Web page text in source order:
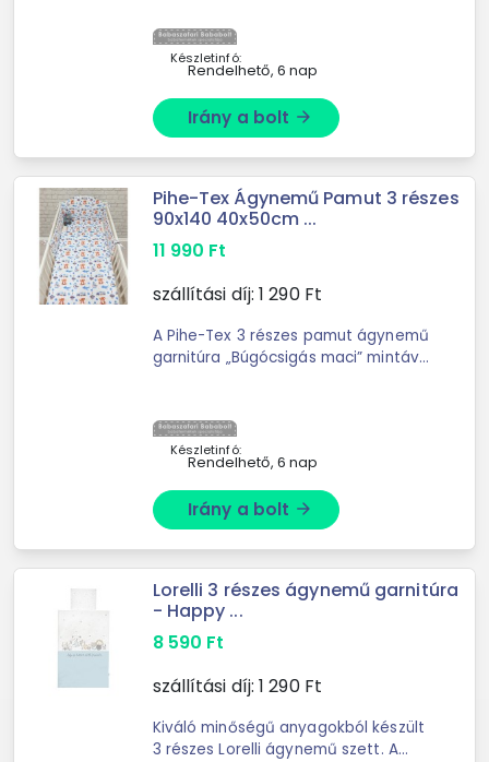
Készletinfó:
Rendelhető, 6 nap
Irány a bolt arrow_forward
Pihe-Tex Ágynemű Pamut 3 részes
90x140 40x50cm ...
11 990 Ft
szállítási díj: 1 290Ft
A Pihe-Tex 3 részes pamut ágynemű
garnitúra „Búgócsigás maci” mintával
Készletinfó:
Rendelhető, 6 nap
Irány a bolt arrow_forward
Lorelli 3 részes ágynemű garnitúra
- Happy ...
8 590 Ft
szállítási díj: 1 290Ft
Kiváló minőségű anyagokból készült
3 részes Lorelli ágynemű szett. A